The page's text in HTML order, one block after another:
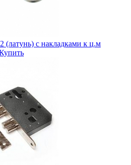
(латунь) с накладками к ц.м